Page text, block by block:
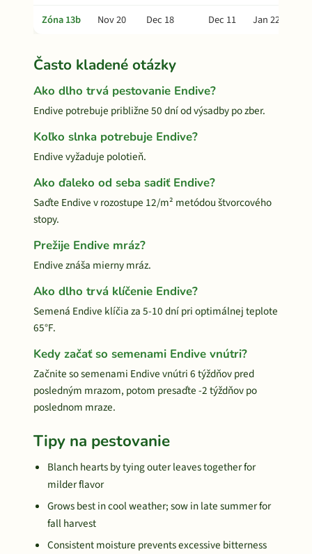
Zóna 13b Nov 20 Dec 18 Dec 11 Jan 22
Často kladené otázky
Ako dlho trvá pestovanie Endive?
Endive potrebuje približne 50 dní od výsadby po zber.
Koľko slnka potrebuje Endive?
Endive vyžaduje polotieň.
Ako ďaleko od seba sadiť Endive?
Saďte Endive v rozostupe 12/m² metódou štvorcového
stopy.
Prežije Endive mráz?
Endive znáša mierny mráz.
Ako dlho trvá klíčenie Endive?
Semená Endive klíčia za 5-10 dní pri optimálnej teplote
65°F.
Kedy začať so semenami Endive vnútri?
Začnite so semenami Endive vnútri 6 týždňov pred
posledným mrazom, potom presaďte -2 týždňov po
poslednom mraze.
Tipy na pestovanie
Blanch hearts by tying outer leaves together for
milder flavor
Grows best in cool weather; sow in late summer for
fall harvest
Consistent moisture prevents excessive bitterness